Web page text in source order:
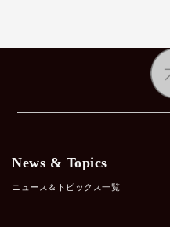
News & Topics
ニュース＆トピックス一覧